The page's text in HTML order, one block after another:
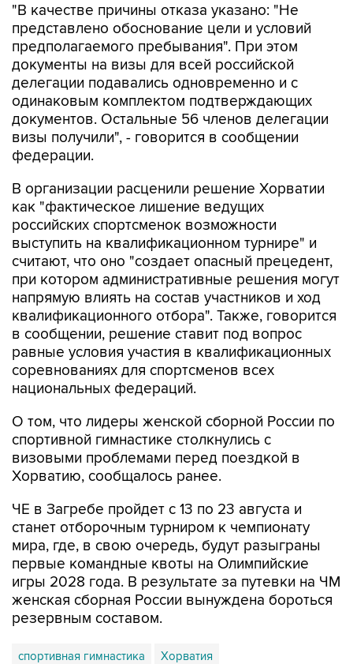
"В качестве причины отказа указано: "Не
представлено обоснование цели и условий
предполагаемого пребывания". При этом
документы на визы для всей российской
делегации подавались одновременно и с
одинаковым комплектом подтверждающих
документов. Остальные 56 членов делегации
визы получили", - говорится в сообщении
федерации.
В организации расценили решение Хорватии
как "фактическое лишение ведущих
российских спортсменок возможности
выступить на квалификационном турнире" и
считают, что оно "создает опасный прецедент,
при котором административные решения могут
напрямую влиять на состав участников и ход
квалификационного отбора". Также, говорится
в сообщении, решение ставит под вопрос
равные условия участия в квалификационных
соревнованиях для спортсменов всех
национальных федераций.
О том, что лидеры женской сборной России по
спортивной гимнастике столкнулись с
визовыми проблемами перед поездкой в
Хорватию, сообщалось ранее.
ЧЕ в Загребе пройдет с 13 по 23 августа и
станет отборочным турниром к чемпионату
мира, где, в свою очередь, будут разыграны
первые командные квоты на Олимпийские
игры 2028 года. В результате за путевки на ЧМ
женская сборная России вынуждена бороться
резервным составом.
спортивная гимнастика Хорватия